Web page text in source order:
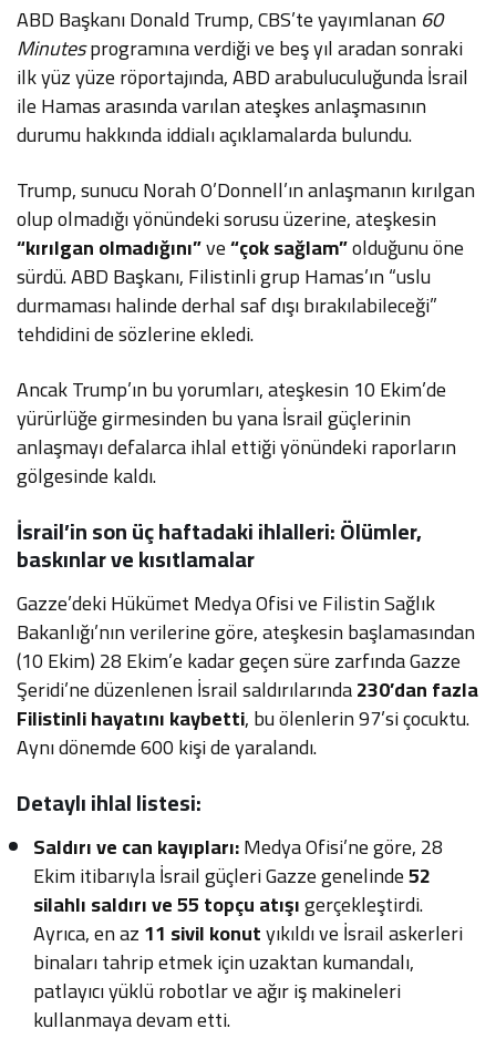
ABD Başkanı Donald Trump, CBS’te yayımlanan60
Minutesprogramına verdiği ve beş yıl aradan sonraki
ilk yüz yüze röportajında, ABD arabuluculuğunda İsrail
ile Hamas arasında varılan ateşkes anlaşmasının
durumu hakkında iddialı açıklamalarda bulundu.
Trump, sunucu Norah O’Donnell’ın anlaşmanın kırılgan
olup olmadığı yönündeki sorusu üzerine, ateşkesin
“kırılgan olmadığını”ve“çok sağlam”olduğunu öne
sürdü. ABD Başkanı, Filistinli grup Hamas’ın “uslu
durmaması halinde derhal saf dışı bırakılabileceği”
tehdidini de sözlerine ekledi.
Ancak Trump’ın bu yorumları, ateşkesin 10 Ekim’de
yürürlüğe girmesinden bu yana İsrail güçlerinin
anlaşmayı defalarca ihlal ettiği yönündeki raporların
gölgesinde kaldı.
İsrail’in son üç haftadaki ihlalleri: Ölümler,
baskınlar ve kısıtlamalar
Gazze’deki Hükümet Medya Ofisi ve Filistin Sağlık
Bakanlığı’nın verilerine göre, ateşkesin başlamasından
(10 Ekim) 28 Ekim’e kadar geçen süre zarfında Gazze
Şeridi’ne düzenlenen İsrail saldırılarında230’dan fazla
Filistinli hayatını kaybetti, bu ölenlerin 97’si çocuktu.
Aynı dönemde 600 kişi de yaralandı.
Detaylı ihlal listesi:
Saldırı ve can kayıpları:Medya Ofisi’ne göre, 28
Ekim itibarıyla İsrail güçleri Gazze genelinde52
silahlı saldırı ve 55 topçu atışıgerçekleştirdi.
Ayrıca, en az11 sivil konutyıkıldı ve İsrail askerleri
binaları tahrip etmek için uzaktan kumandalı,
patlayıcı yüklü robotlar ve ağır iş makineleri
kullanmaya devam etti.